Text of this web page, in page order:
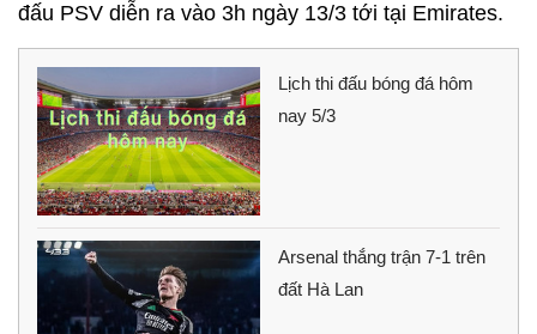
đấu PSV diễn ra vào 3h ngày 13/3 tới tại Emirates.
Lịch thi đấu bóng đá hôm
nay 5/3
Arsenal thắng trận 7-1 trên
đất Hà Lan